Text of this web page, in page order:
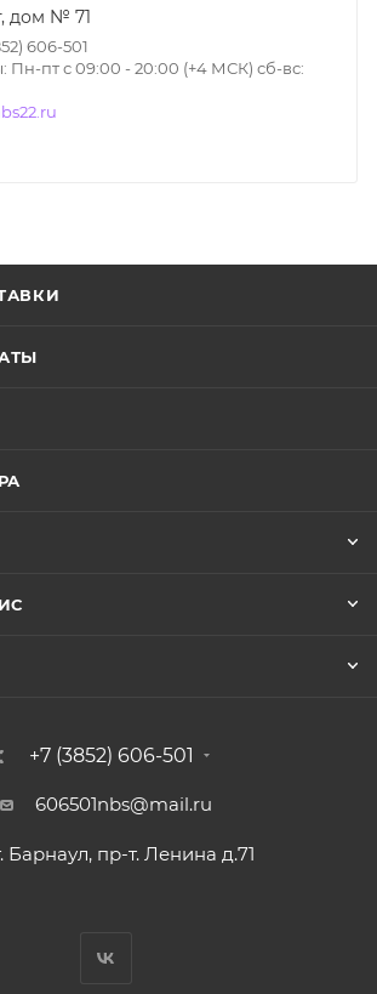
дом № 71
606-501
Пн-пт с 09:00 - 20:00 (+4 МСК) сб-вс:
+7 (3852) 606-501
606501nbs@mail.ru
Барнаул, пр-т. Ленина д.71